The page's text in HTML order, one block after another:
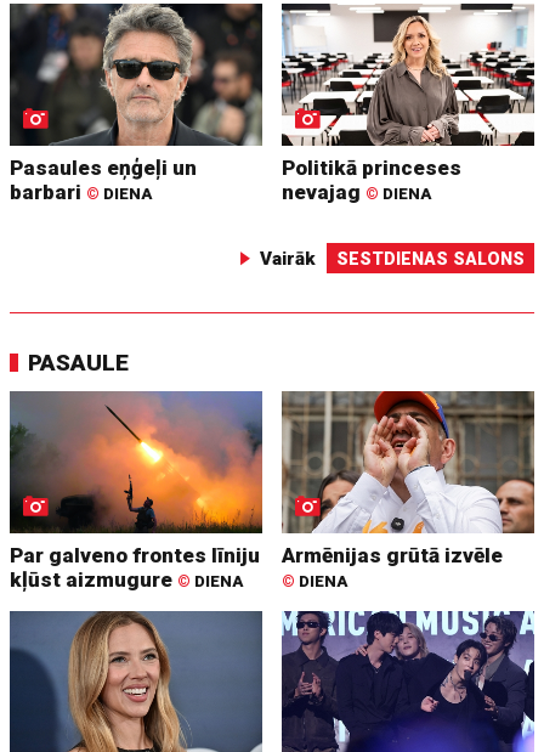
Pasaules eņģeļi un
barbari © DIENA
Politikā princeses
nevajag © DIENA
Vairāk SESTDIENAS SALONS
PASAULE
Par galveno frontes līniju
kļūst aizmugure © DIENA
Armēnijas grūtā izvēle
© DIENA